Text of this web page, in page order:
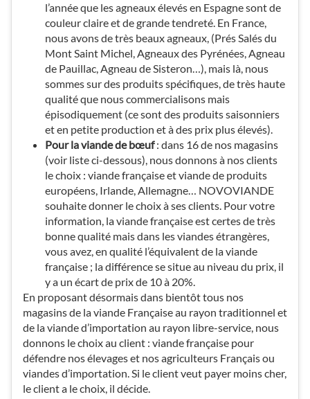
l’année que les agneaux élevés en Espagne sont de
couleur claire et de grande tendreté. En France,
nous avons de très beaux agneaux, (Prés Salés du
Mont Saint Michel, Agneaux des Pyrénées, Agneau
de Pauillac, Agneau de Sisteron…), mais là, nous
sommes sur des produits spécifiques, de très haute
qualité que nous commercialisons mais
épisodiquement (ce sont des produits saisonniers
et en petite production et à des prix plus élevés).
Pour la viande de bœuf: dans 16 de nos magasins
(voir liste ci-dessous), nous donnons à nos clients
le choix : viande française et viande de produits
européens, Irlande, Allemagne… NOVOVIANDE
souhaite donner le choix à ses clients. Pour votre
information, la viande française est certes de très
bonne qualité mais dans les viandes étrangères,
vous avez, en qualité l’équivalent de la viande
française ; la différence se situe au niveau du prix, il
y a un écart de prix de 10 à 20%.
En proposant désormais dans bientôt tous nos
magasins de la viande Française au rayon traditionnel et
de la viande d’importation au rayon libre-service, nous
donnons le choix au client : viande française pour
défendre nos élevages et nos agriculteurs Français ou
viandes d’importation. Si le client veut payer moins cher,
le client a le choix, il décide.